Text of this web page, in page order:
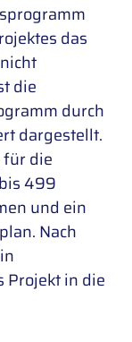
das
die
durch
dargestellt.
für die
499
und ein
Nach
Projekt in die